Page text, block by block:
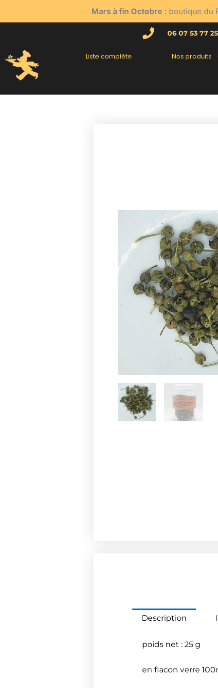
Mars à fin Octobre : boutique du
06 07 53 77 25
Liste complète Nos produits
Description
poids net : 25 g
en flacon verre